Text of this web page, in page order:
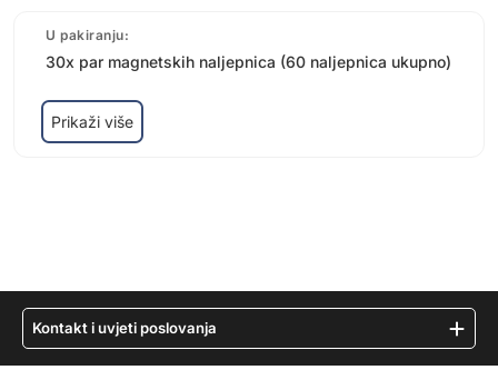
U pakiranju:
30x par magnetskih naljepnica (60 naljepnica ukupno)
Prikaži više
Kontakt i uvjeti poslovanja